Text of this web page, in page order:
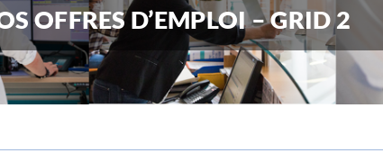
OFFRES D’EMPLOI – GRID 2